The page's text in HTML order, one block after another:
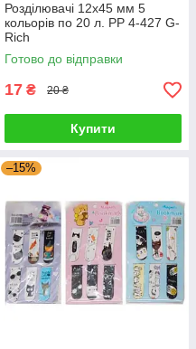
Розділювачі 12x45 мм 5
кольорів по 20 л. PP 4-427 G-
Rich
Готово до відправки
17 ₴ 20 ₴
Купити
–15%